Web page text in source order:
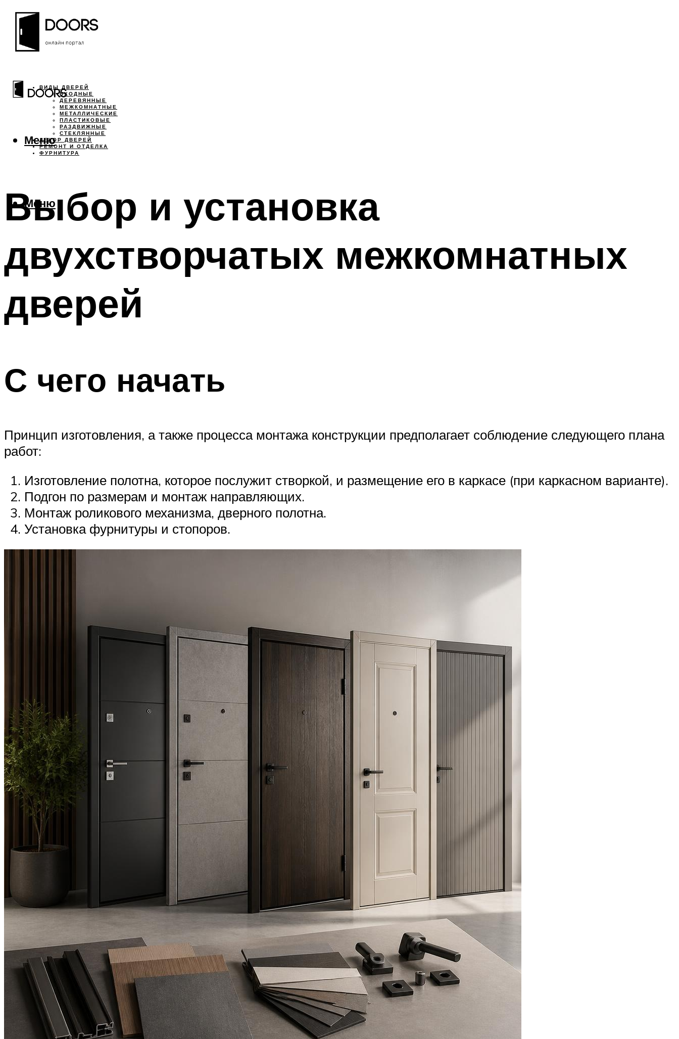
ВИДЫ ДВЕРЕЙ
ВХОДНЫЕ
ДЕРЕВЯННЫЕ
МЕЖКОМНАТНЫЕ
МЕТАЛЛИЧЕСКИЕ
ПЛАСТИКОВЫЕ
РАЗДВИЖНЫЕ
СТЕКЛЯННЫЕ
ДЕКОР ДВЕРЕЙ
РЕМОНТ И ОТДЕЛКА
ФУРНИТУРА
Меню
Меню
Выбор и установка
двухстворчатых межкомнатных
дверей
С чего начать
Принцип изготовления, а также процесса монтажа конструкции предполагает соблюдение следующего плана
работ:
Изготовление полотна, которое послужит створкой, и размещение его в каркасе (при каркасном варианте).
Подгон по размерам и монтаж направляющих.
Монтаж роликового механизма, дверного полотна.
Установка фурнитуры и стопоров.